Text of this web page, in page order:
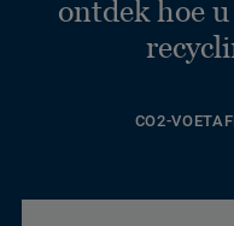
ontdek hoe
CO2-